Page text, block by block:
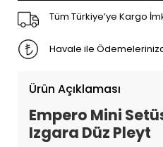
Tüm Türkiye’ye Kargo
Havale ile
Ürün Açıklaması
Empero Mini
Izgara Düz Pleyt